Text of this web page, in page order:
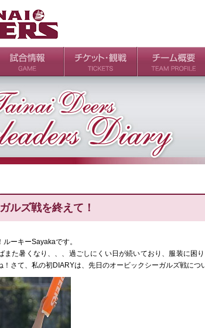
程・結果
ーズンの流れ チケット
会場・アクセス
ルールガイド
ルズ戦を終えて！
ーキーSayakaです。
また暑くなり、、、過ごしにくい日が続いており、服装に困
！さて、私の初DIARYは、先日のオービックシーガルズ戦につ